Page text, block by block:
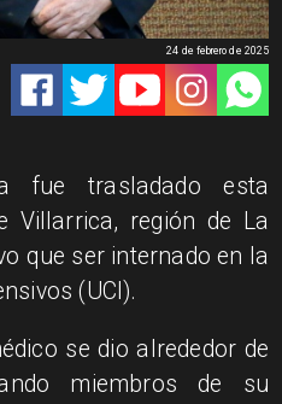
24 de febrero de 2025
fue trasladado esta
Villarrica, región de La
que ser internado en la
(UCI).
se dio alrededor de
miembros de su